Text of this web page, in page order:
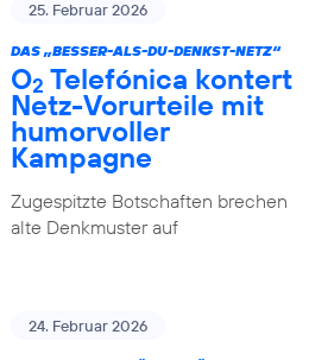
25. Februar 2026
DAS „BESSER-ALS-DU-DENKST-NETZ“
O2 Telefónica kontert
Netz-Vorurteile mit
humorvoller
Kampagne
Zugespitzte Botschaften brechen
alte Denkmuster auf
24. Februar 2026